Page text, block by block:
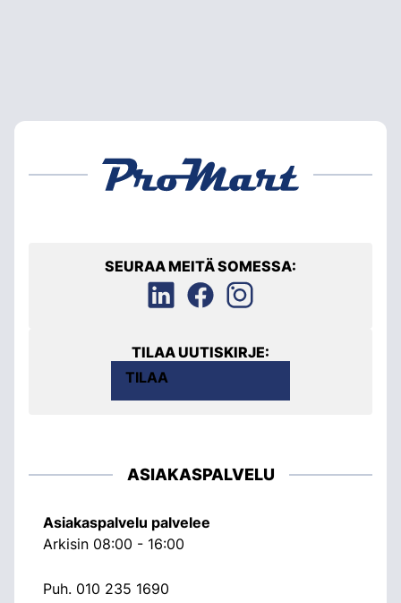
SEURAA MEITÄ SOMESSA:
TILAA UUTISKIRJE:
TILAA
ASIAKASPALVELU
Asiakaspalvelu palvelee
Arkisin 08:00 - 16:00
Puh. 010 235 1690